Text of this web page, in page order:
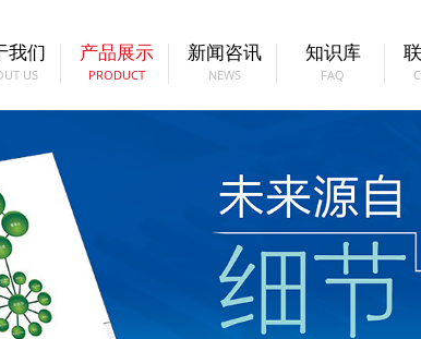
我们
US
产品展示
PRODUCT
新闻咨讯
NEWS
知识库
FAQ